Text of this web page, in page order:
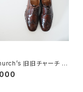
旧旧チャーチ 二
75D